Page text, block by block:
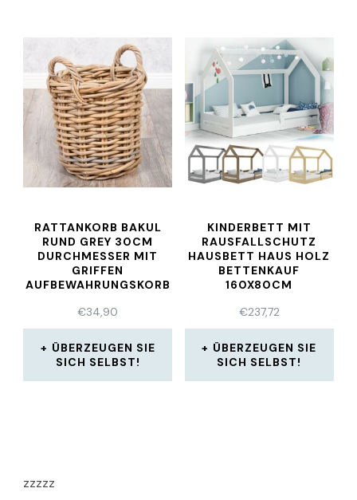
RATTANKORB BAKUL
RUND GREY 30CM
DURCHMESSER MIT
GRIFFEN
AUFBEWAHRUNGSKORB
€34,90
ÜBERZEUGEN SIE
SICH SELBST!
KINDERBETT MIT
RAUSFALLSCHUTZ
HAUSBETT HAUS HOLZ
BETTENKAUF
160X80CM
€237,72
ÜBERZEUGEN SIE
SICH SELBST!
zzzzz